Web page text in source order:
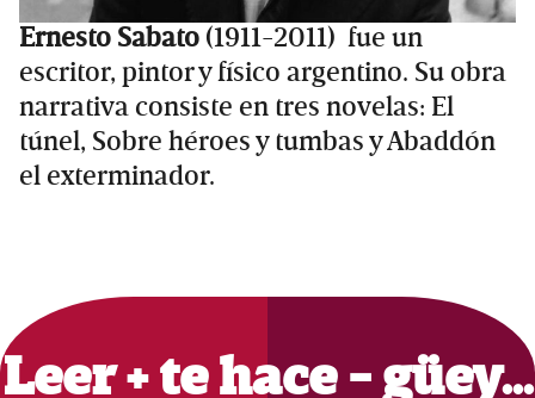
Ernesto Sabato (1911-2011) ​ fue un
escritor, pintor y físico argentino. Su obra
narrativa consiste en tres novelas: El
túnel, Sobre héroes y tumbas y Abaddón
el exterminador.
Primary
Sidebar
Leer + te hace - güey…